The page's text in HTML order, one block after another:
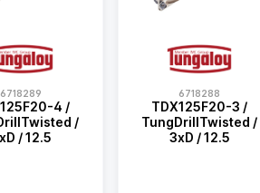
6718289
4 /
/
/ 12.5
6718288
TDX125F20-3 /
TungDrillTwisted /
3xD / 12.5